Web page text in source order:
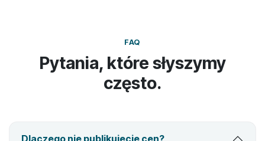
FAQ
Pytania, które słyszymy
często.
Dlaczego nie publikujecie cen?